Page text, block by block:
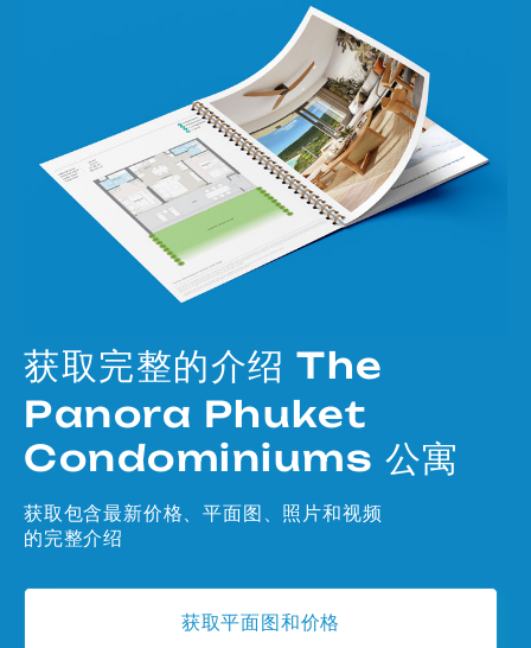
获取完整的介绍 The
Panora Phuket
Condominiums 公寓
获取包含最新价格、平面图、照片和视频
的完整介绍
获取平面图和价格